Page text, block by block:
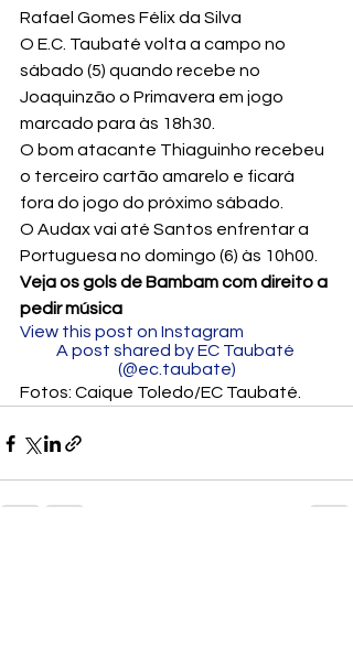
Rafael Gomes Félix da Silva
O E.C. Taubaté volta a campo no
sábado (5) quando recebe no
Joaquinzão o Primavera em jogo
marcado para às 18h30.
O bom atacante Thiaguinho recebeu
o terceiro cartão amarelo e ficará
fora do jogo do próximo sábado.
O Audax vai até Santos enfrentar a
Portuguesa no domingo (6) às 10h00.
Veja os gols de Bambam com direito a
pedir música
View this post on Instagram
A post shared by EC Taubaté
(@ec.taubate)
Fotos: Caique Toledo/EC Taubaté.